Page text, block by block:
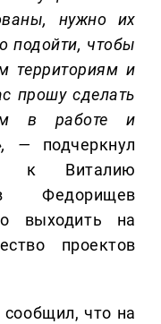
нужно их
подойти, чтобы
территориям и
прошу сделать
в работе и
— подчеркнул
к Виталию
Федорищев
выходить на
проектов
что на